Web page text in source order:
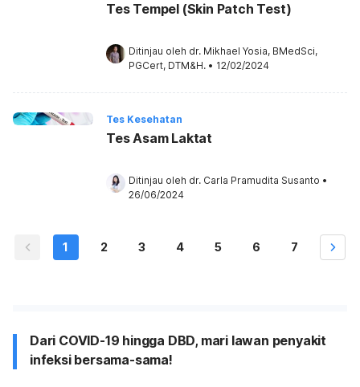
Tes Tempel (Skin Patch Test)
Ditinjau oleh dr. Mikhael Yosia, BMedSci,
PGCert, DTM&H. • 12/02/2024
Tes Kesehatan
Tes Asam Laktat
Ditinjau oleh dr. Carla Pramudita Susanto •
26/06/2024
1 2 3 4 5 6 7
Dari COVID-19 hingga DBD, mari lawan penyakit
infeksi bersama-sama!